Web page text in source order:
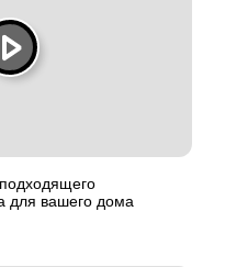
для вашего дома